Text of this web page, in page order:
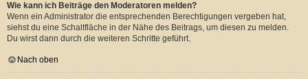
Wie kann ich Beiträge den Moderatoren melden?
Wenn ein Administrator die entsprechenden Berechtigungen vergeben hat,
siehst du eine Schaltfläche in der Nähe des Beitrags, um diesen zu melden.
Du wirst dann durch die weiteren Schritte geführt.
Nach oben